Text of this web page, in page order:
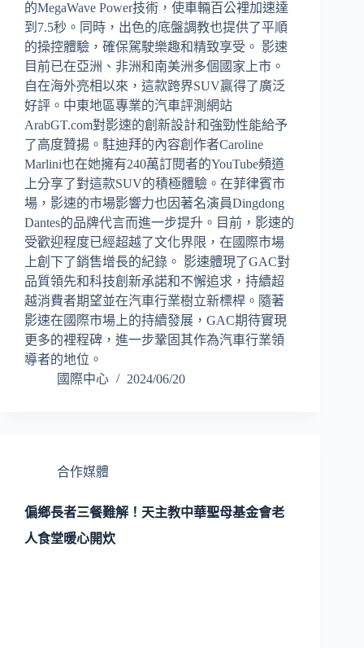
的MegaWave Power技術，使車輛百公裡加速達
到7.5秒。同時，出色的底盤調教也提供了平順
的操控體驗，確保駕駛樂趣和精致享受。 影速
目前已在亞洲、非洲和南美洲多個國家上市。
自在海外亮相以來，這款跨界SUV贏得了廣泛
好評。中東地區專業的汽車評測網站
ArabGT.com對影速的創新設計和強勁性能給予
了高度贊揚。駐迪拜的內容創作者Caroline
Marlini也在她擁有240萬訂閱者的YouTube頻道
上分享了對這款SUV的積極體驗。在菲律賓市
場，影速的市場影響力也因著名演員Dingdong
Dantes的品牌代言而進一步提升。目前，影速的
受歡迎程度已經超越了文化界限，在國際市場
上創下了銷售增長的紀錄。 影速體現了GAC對
品質領先和科技創新承諾和不懈追求，持續超
越消費者期望並在汽車行業樹立新標桿。隨著
影速在國際市場上的持續發展，GAC期待實現
更多的裡程碑，進一步鞏固其作為汽車行業領
導者的地位。
國際中心
2024/06/20
合作媒體
偏鄉長者三餐難解！天主教中華聖母基金會老
人食堂暖心開炊